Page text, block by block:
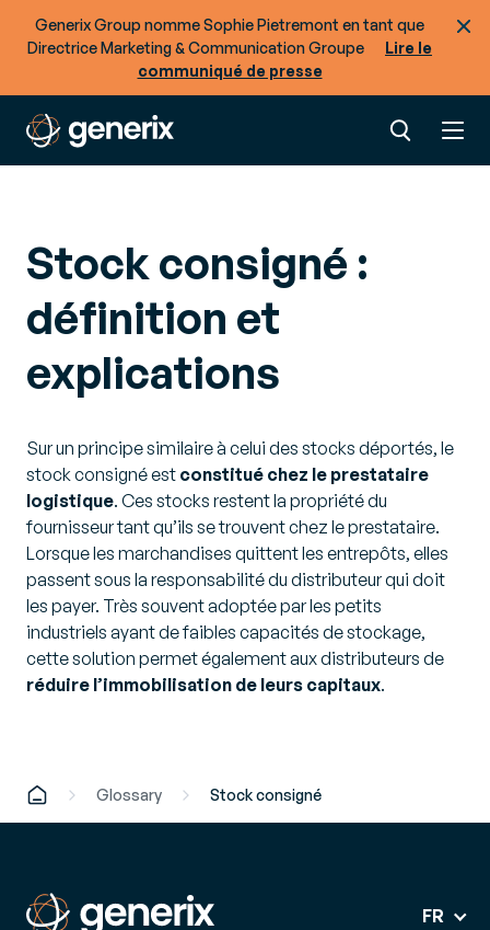
Generix Group nomme Sophie Pietremont en tant que
Directrice Marketing & Communication Groupe
Lire le
communiqué de presse
Stock consigné :
définition et
explications
Sur un principe similaire à celui des stocks déportés, le
stock consigné est constitué chez le prestataire
logistique. Ces stocks restent la propriété du
fournisseur tant qu’ils se trouvent chez le prestataire.
Lorsque les marchandises quittent les entrepôts, elles
passent sous la responsabilité du distributeur qui doit
les payer. Très souvent adoptée par les petits
industriels ayant de faibles capacités de stockage,
cette solution permet également aux distributeurs de
réduire l’immobilisation de leurs capitaux.
Glossary Stock consigné
FR